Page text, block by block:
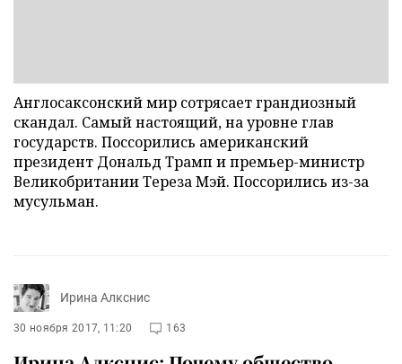
Англосаксонский мир сотрясает грандиозный
скандал. Самый настоящий, на уровне глав
государств. Поссорились американский
президент Дональд Трамп и премьер-министр
Великобритании Тереза Мэй. Поссорились из-за
мусульман.
Ирина Алкснис
30 ноября 2017, 11:20 163